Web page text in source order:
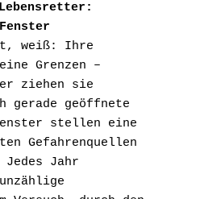
weiß: Ihre
Grenzen –
ziehen sie
gerade geöffnete
stellen eine
Gefahrenquellen
Jahr